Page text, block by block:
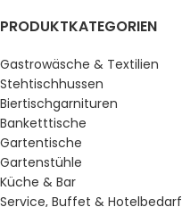
PRODUKTKATEGORIEN
Gastrowäsche & Textilien
Stehtischhussen
Biertischgarnituren
Banketttische
Gartentische
Gartenstühle
Küche & Bar
Service, Buffet & Hotelbedarf